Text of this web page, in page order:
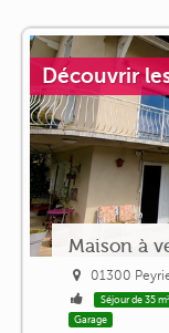
Découvrir
Maison à
01300
Séjour de 35 m²
Garage